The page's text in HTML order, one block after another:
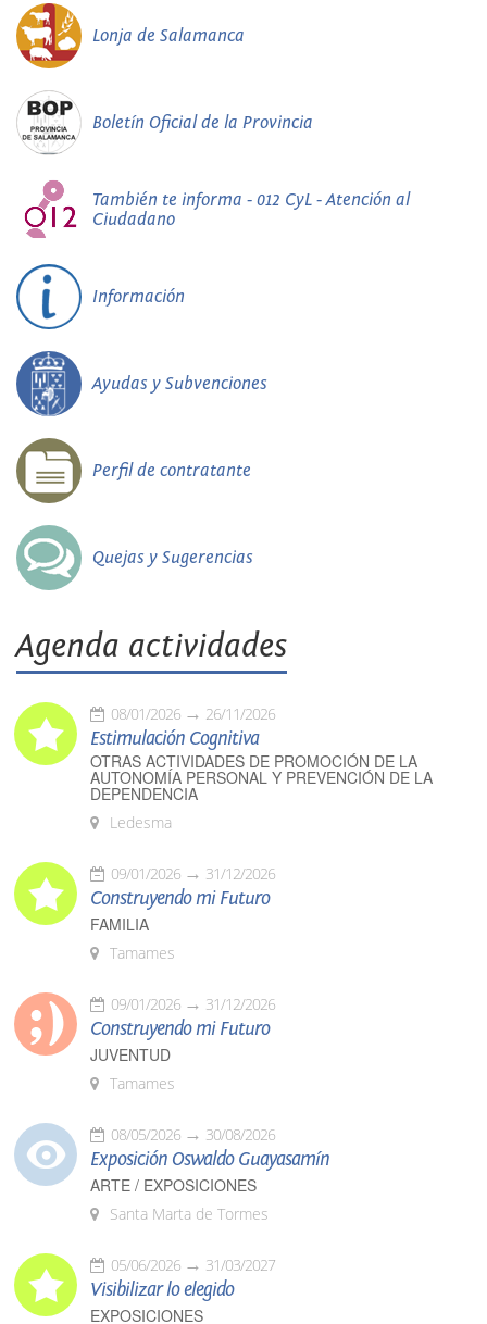
Lonja de Salamanca
Boletín Oficial de la Provincia
También te informa - 012 CyL - Atención al
Ciudadano
Información
Ayudas y Subvenciones
Perfil de contratante
Quejas y Sugerencias
Agenda actividades
08/01/2026 26/11/2026
Estimulación Cognitiva
OTRAS ACTIVIDADES DE PROMOCIÓN DE LA
AUTONOMÍA PERSONAL Y PREVENCIÓN DE LA
DEPENDENCIA
Ledesma
09/01/2026 31/12/2026
Construyendo mi Futuro
FAMILIA
Tamames
09/01/2026 31/12/2026
Construyendo mi Futuro
JUVENTUD
Tamames
08/05/2026 30/08/2026
Exposición Oswaldo Guayasamín
ARTE / EXPOSICIONES
Santa Marta de Tormes
05/06/2026 31/03/2027
Visibilizar lo elegido
EXPOSICIONES